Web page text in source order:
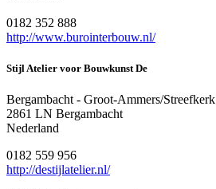
0182 352 888
http://www.burointerbouw.nl/
Stijl Atelier voor Bouwkunst De
Bergambacht - Groot-Ammers/Streefkerk
2861 LN Bergambacht
Nederland
0182 559 956
http://destijlatelier.nl/